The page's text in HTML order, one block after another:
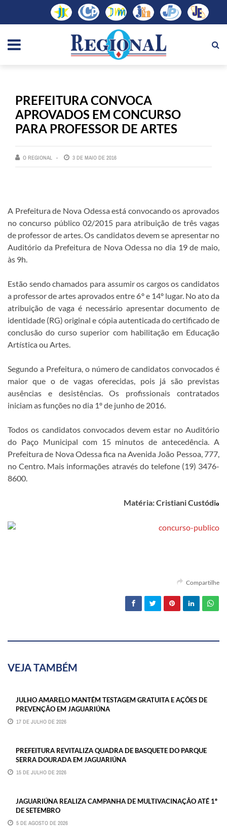
PREFEITURA CONVOCA
APROVADOS EM CONCURSO
PARA PROFESSOR DE ARTES
O REGIONAL 3 DE MAIO DE 2016
A Prefeitura de Nova Odessa está convocando os aprovados
no concurso público 02/2015 para atribuição de três vagas
de professor de artes. Os candidatos devem se apresentar no
Auditório da Prefeitura de Nova Odessa no dia 19 de maio,
às 9h.
Estão sendo chamados para assumir os cargos os candidatos
a professor de artes aprovados entre 6º e 14º lugar. No ato da
atribuição de vaga é necessário apresentar documento de
identidade (RG) original e cópia autenticada do certificado de
conclusão do curso superior com habilitação em Educação
Artística ou Artes.
Segundo a Prefeitura, o número de candidatos convocados é
maior que o de vagas oferecidas, pois já são previstas
ausências e desistências. Os profissionais contratados
iniciam as funções no dia 1º de junho de 2016.
Todos os candidatos convocados devem estar no Auditório
do Paço Municipal com 15 minutos de antecedência. A
Prefeitura de Nova Odessa fica na Avenida João Pessoa, 777,
no Centro. Mais informações através do telefone (19) 3476-
8600.
Matéria: Cristiani Custódio
Compartilhe
VEJA TAMBÉM
JULHO AMARELO MANTÉM TESTAGEM GRATUITA E AÇÕES DE
PREVENÇÃO EM JAGUARIÚNA
17 DE JULHO DE 2026
PREFEITURA REVITALIZA QUADRA DE BASQUETE DO PARQUE
SERRA DOURADA EM JAGUARIÚNA
15 DE JULHO DE 2026
JAGUARIÚNA REALIZA CAMPANHA DE MULTIVACINAÇÃO ATÉ 1º
DE SETEMBRO
5 DE AGOSTO DE 2026